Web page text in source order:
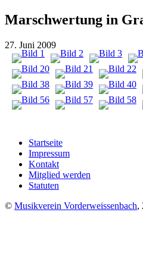
Marschwertung in
27. Juni 2009
Startseite
Impressum
Kontakt
Mitglied werden
Statuten
© Musikverein Vorderweissenbach,